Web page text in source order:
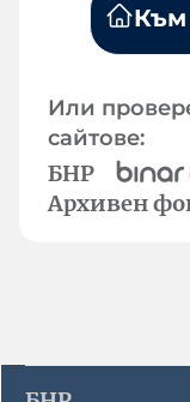
Към
Или
сайтове:
БНР
Архивен